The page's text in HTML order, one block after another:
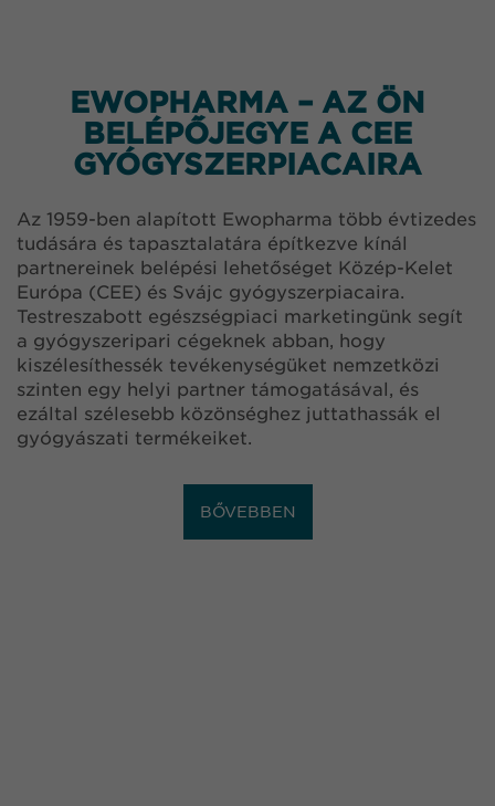
EWOPHARMA – AZ ÖN
BELÉPŐJEGYE A CEE
GYÓGYSZERPIACAIRA
Az 1959-ben alapított Ewopharma több évtizedes
tudására és tapasztalatára építkezve kínál
partnereinek belépési lehetőséget Közép-Kelet
Európa (CEE) és Svájc gyógyszerpiacaira.
Testreszabott egészségpiaci marketingünk segít
a gyógyszeripari cégeknek abban, hogy
kiszélesíthessék tevékenységüket nemzetközi
szinten egy helyi partner támogatásával, és
ezáltal szélesebb közönséghez juttathassák el
gyógyászati termékeiket.
BŐVEBBEN